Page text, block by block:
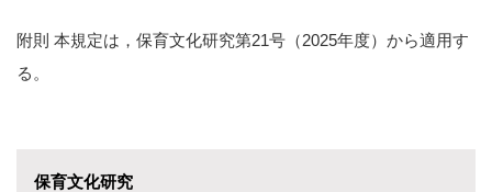
附則 本規定は，保育文化研究第21号（2025年度）から適用す
る。
保育文化研究